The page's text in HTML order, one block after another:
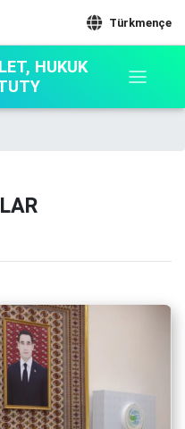
Türkmençe
HUKUK